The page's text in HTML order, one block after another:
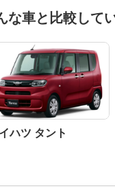
な車と比較して
ハツ タント